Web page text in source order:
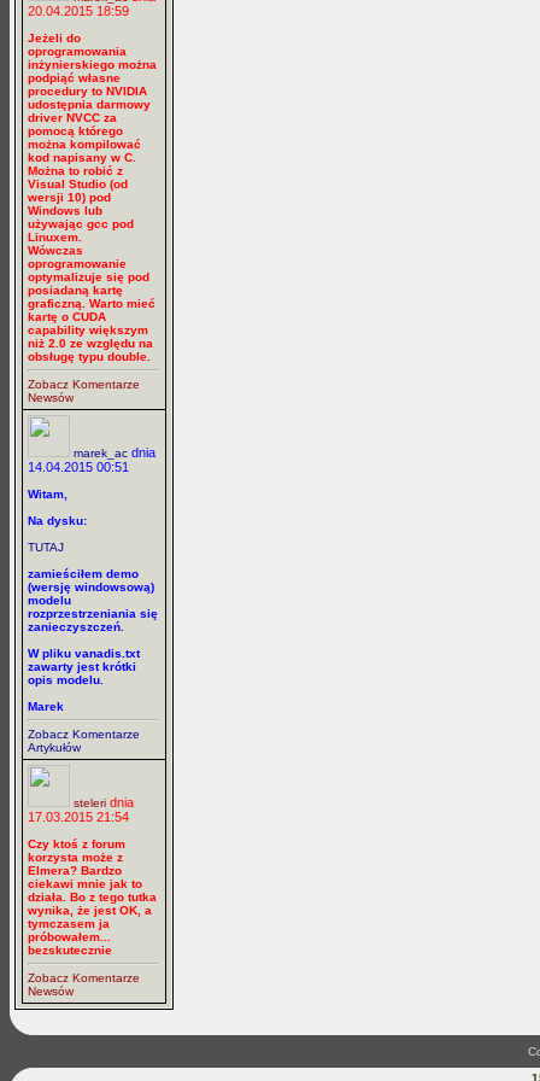
20.04.2015 18:59
Jeżeli do
oprogramowania
inżynierskiego można
podpiąć własne
procedury to NVIDIA
udostępnia darmowy
driver NVCC za
pomocą którego
można kompilować
kod napisany w C.
Można to robić z
Visual Studio (od
wersji 10) pod
Windows lub
używając gcc pod
Linuxem.
Wówczas
oprogramowanie
optymalizuje się pod
posiadaną kartę
graficzną. Warto mieć
kartę o CUDA
capability większym
niż 2.0 ze względu na
obsługę typu double.
Zobacz Komentarze
Newsów
marek_ac dnia
14.04.2015 00:51
Witam,
Na dysku:
TUTAJ
zamieściłem demo
(wersję windowsową)
modelu
rozprzestrzeniania się
zanieczyszczeń.
W pliku vanadis.txt
zawarty jest krótki
opis modelu.
Marek
Zobacz Komentarze
Artykułów
steleri dnia
17.03.2015 21:54
Czy ktoś z forum
korzysta może z
Elmera? Bardzo
ciekawi mnie jak to
działa. Bo z tego tutka
wynika, że jest OK, a
tymczasem ja
próbowałem...
bezskutecznie
Zobacz Komentarze
Newsów